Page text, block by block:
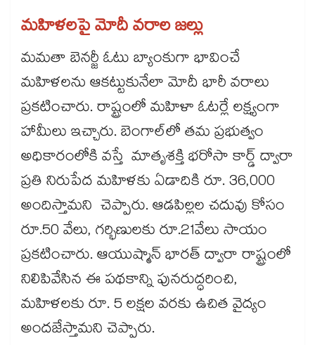
మహిళలపై మోదీ వరాల జల్లు
మమతా బెనర్జీ ఓటు బ్యాంకుగా భావించే
మహిళలను ఆకట్టుకునేలా మోదీ భారీ వరాలు
ప్రకటించారు. రాష్ట్రంలో మహిళా ఓటర్లే లక్ష్యంగా
హామీలు ఇచ్చారు. బెంగాల్‌‌‌‌‌‌‌‌‌‌‌‌‌‌‌‌లో తమ ప్రభుత్వం
అధికారంలోకి వస్తే మాతృశక్తి భరోసా కార్డ్ ద్వారా
ప్రతి నిరుపేద మహిళకు ఏడాదికి రూ. 36,000
అందిస్తామని చెప్పారు. ఆడపిల్లల చదువు కోసం
రూ.50 వేలు, గర్భిణులకు రూ.21వేలు సాయం
ప్రకటించారు. ఆయుష్మాన్ భారత్ ద్వారా రాష్ట్రంలో
నిలిపివేసిన ఈ పథకాన్ని పునరుద్ధరించి,
మహిళలకు రూ. 5 లక్షల వరకు ఉచిత వైద్యం
అందజేస్తామని చెప్పారు.